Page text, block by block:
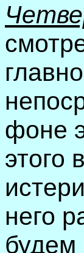
фоне
этого
него
будем